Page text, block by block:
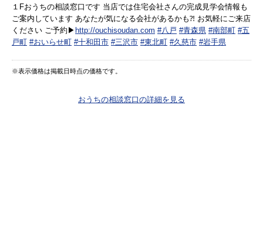
１Fおうちの相談窓口です 当店では住宅会社さんの完成見学会情報も
ご案内しています あなたが気になる会社があるかも⁈ お気軽にご来店
ください ご予約▶︎ http://ouchisoudan.com #八戸 #青森県 #南部町 #五
戸町 #おいらせ町 #十和田市 #三沢市 #東北町 #久慈市 #岩手県
※表示価格は掲載日時点の価格です。
おうちの相談窓口の詳細を見る